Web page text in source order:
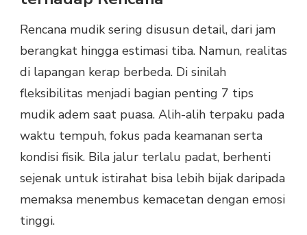
Rencana mudik sering disusun detail, dari jam
berangkat hingga estimasi tiba. Namun, realitas
di lapangan kerap berbeda. Di sinilah
fleksibilitas menjadi bagian penting 7 tips
mudik adem saat puasa. Alih-alih terpaku pada
waktu tempuh, fokus pada keamanan serta
kondisi fisik. Bila jalur terlalu padat, berhenti
sejenak untuk istirahat bisa lebih bijak daripada
memaksa menembus kemacetan dengan emosi
tinggi.